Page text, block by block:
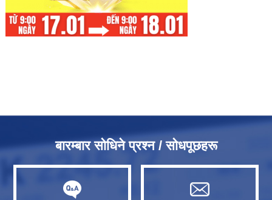
बारम्बार सोधिने प्रश्न / सोधपूछहरू